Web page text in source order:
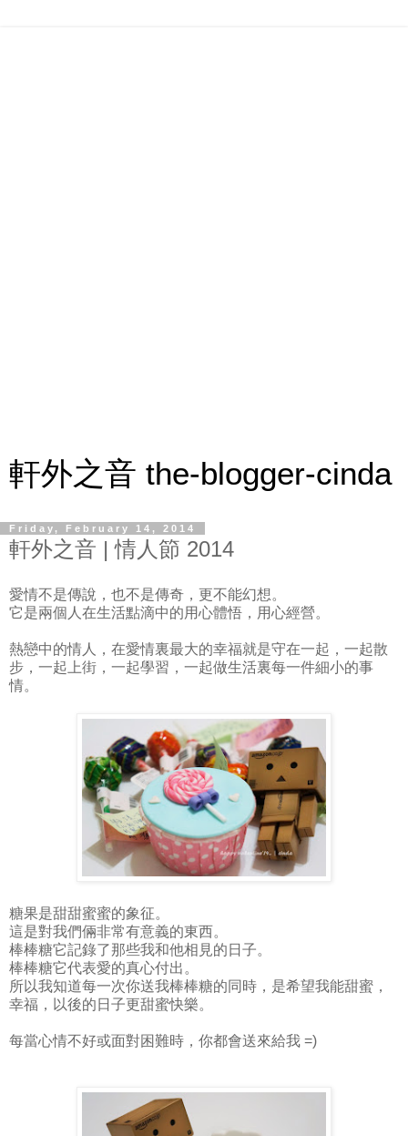
軒外之音 the-blogger-cinda
Friday, February 14, 2014
軒外之音 | 情人節 2014
愛情不是傳說，也不是傳奇，更不能幻想。
它是兩個人在生活點滴中的用心體悟，用心經營。
熱戀中的情人，在愛情裏最大的幸福就是守在一起，一起散
步，一起上街，一起學習，一起做生活裏每一件細小的事
情。
糖果是甜甜蜜蜜的象征。
這是對我們倆非常有意義的東西。
棒棒糖它記錄了那些我和他相見的日子。
棒棒糖它代表愛的真心付出。
所以我知道每一次你送我棒棒糖的同時，是希望我能甜蜜，
幸福，以後的日子更甜蜜快樂。
每當心情不好或面對困難時，你都會送來給我 =)